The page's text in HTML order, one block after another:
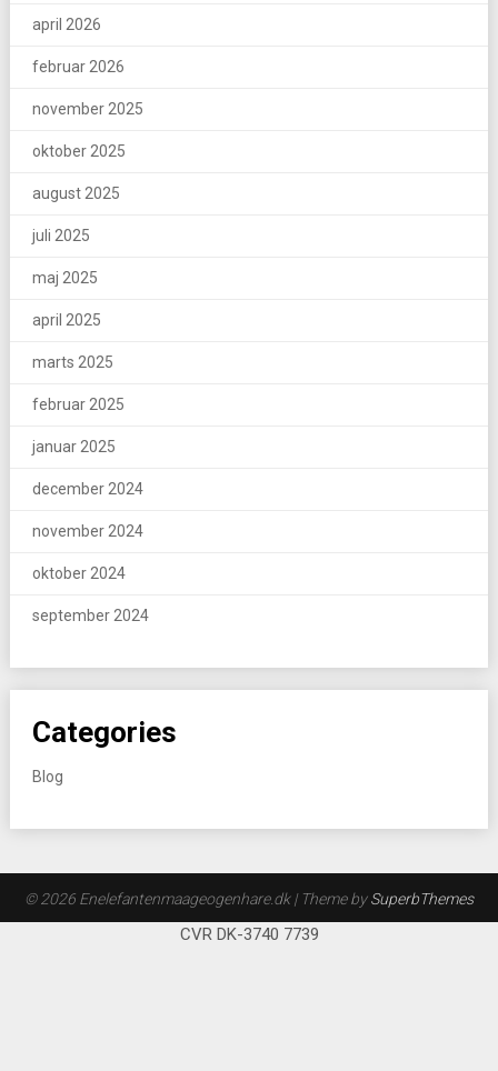
april 2026
februar 2026
november 2025
oktober 2025
august 2025
juli 2025
maj 2025
april 2025
marts 2025
februar 2025
januar 2025
december 2024
november 2024
oktober 2024
september 2024
Categories
Blog
© 2026 Enelefantenmaageogenhare.dk| Theme bySuperbThemes
CVR DK-3740 7739